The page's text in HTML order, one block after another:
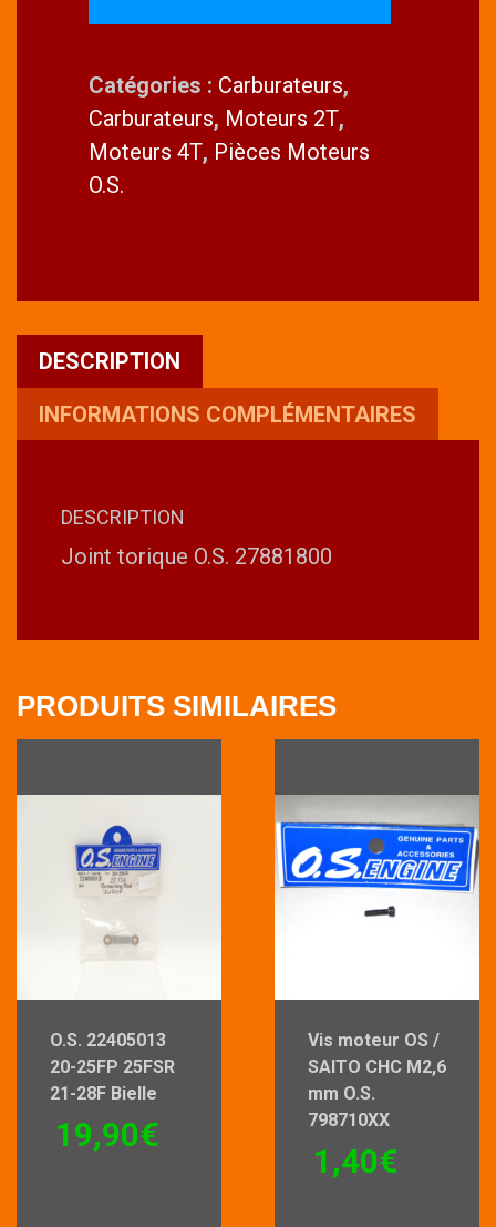
Joint
Catégories : Carburateurs,
Carburateurs, Moteurs 2T,
Moteurs 4T, Pièces Moteurs
O.S.
DESCRIPTION
INFORMATIONS COMPLÉMENTAIRES
DESCRIPTION
Joint torique O.S. 27881800
PRODUITS SIMILAIRES
O.S. 22405013
20-25FP 25FSR
21-28F Bielle
19,90€
Vis moteur OS /
SAITO CHC M2,6
mm O.S.
798710XX
1,40€